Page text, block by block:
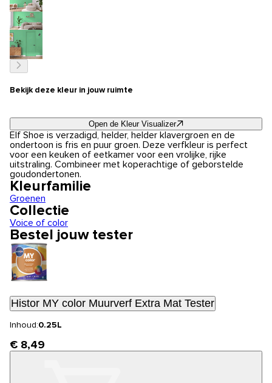
Bekijk deze kleur in jouw ruimte
Open de Kleur Visualizer
Elf Shoe is verzadigd, helder, helder klavergroen en de
ondertoon is fris en puur groen. Deze verfkleur is perfect
voor een keuken of eetkamer voor een vrolijke, rijke
uitstraling. Combineer met koperachtige of geborstelde
goudondertonen.
Kleurfamilie
Groenen
Collectie
Voice of color
Bestel jouw tester
Histor MY color Muurverf Extra Mat Tester
Inhoud:0.25L
€ 8,49